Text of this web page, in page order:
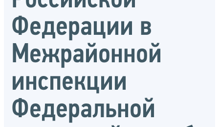
Федерации в
Межрайонной
инспекции
Федеральной